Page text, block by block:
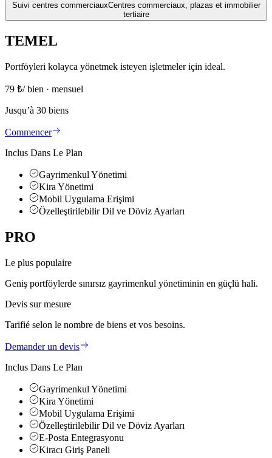
Suivi centres commerciauxCentres commerciaux, plazas et immobilier
tertiaire
TEMEL
Portföyleri kolayca yönetmek isteyen işletmeler için ideal.
79 ₺/ bien · mensuel
Jusqu’à 30 biens
Commencer
Inclus Dans Le Plan
Gayrimenkul Yönetimi
Kira Yönetimi
Mobil Uygulama Erişimi
Özelleştirilebilir Dil ve Döviz Ayarları
PRO
Le plus populaire
Geniş portföylerde sınırsız gayrimenkul yönetiminin en güçlü hali.
Devis sur mesure
Tarifié selon le nombre de biens et vos besoins.
Demander un devis
Inclus Dans Le Plan
Gayrimenkul Yönetimi
Kira Yönetimi
Mobil Uygulama Erişimi
Özelleştirilebilir Dil ve Döviz Ayarları
E-Posta Entegrasyonu
Kiracı Giriş Paneli